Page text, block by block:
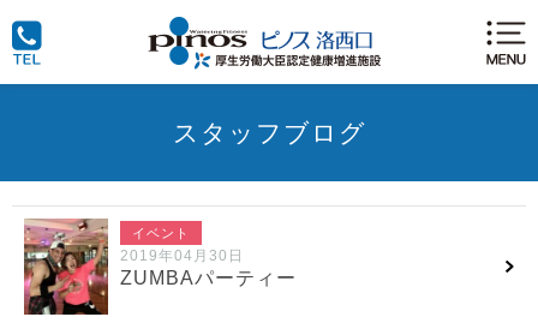
スタッフブログ
イベント
2019年04月30日
ZUMBAパーティー